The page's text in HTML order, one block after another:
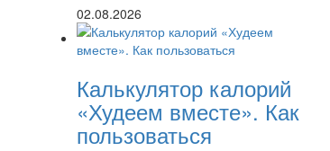
02.08.2026
Калькулятор калорий
«Худеем вместе». Как
пользоваться